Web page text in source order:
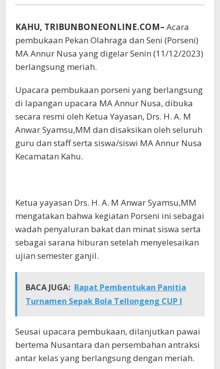
KAHU, TRIBUNBONEONLINE.COM– Acara
pembukaan Pekan Olahraga dan Seni (Porseni)
MA Annur Nusa yang digelar Senin (11/12/2023)
berlangsung meriah.
Upacara pembukaan porseni yang berlangsung
di lapangan upacara MA Annur Nusa, dibuka
secara resmi oleh Ketua Yayasan, Drs. H. A. M
Anwar Syamsu,MM dan disaksikan oleh seluruh
guru dan staff serta siswa/siswi MA Annur Nusa
Kecamatan Kahu.
Ketua yayasan Drs. H. A. M Anwar Syamsu,MM
mengatakan bahwa kegiatan Porseni ini sebagai
wadah penyaluran bakat dan minat siswa serta
sebagai sarana hiburan setelah menyelesaikan
ujian semester ganjil.
BACA JUGA: Rapat Pembentukan Panitia
Turnamen Sepak Bola Tellongeng CUP I
Seusai upacara pembukaan, dilanjutkan pawai
bertema Nusantara dan persembahan antraksi
antar kelas yang berlangsung dengan meriah.